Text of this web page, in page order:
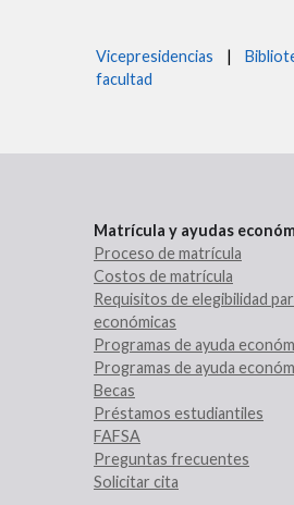
Vicepresidencias |
facultad
Matrícula y ayudas
Proceso de matrícula
Costos de matrícula
Requisitos de elegibilidad
económicas
Programas de ayuda
Programas de ayuda
Becas
Préstamos estudiantiles
FAFSA
Preguntas frecuentes
Solicitar cita